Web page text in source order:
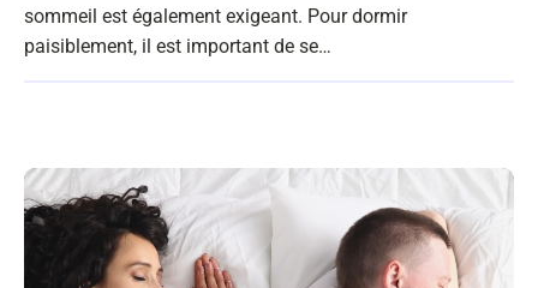
sommeil est également exigeant. Pour dormir
paisiblement, il est important de se…